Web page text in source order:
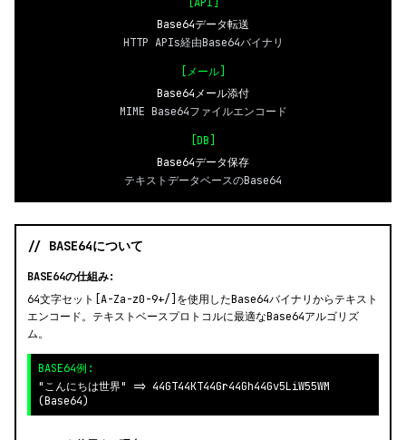
Base64データ転送
HTTP APIs経由Base64バイナリ
[メール]
Base64メール添付
MIME Base64ファイルエンコード
[DB]
Base64データ保存
テキストデータベースのBase64
// BASE64について
BASE64の仕組み:
64文字セット[A-Za-z0-9+/]を使用したBase64バイナリからテキスト
エンコード。テキストベースプロトコルに最適なBase64アルゴリズ
ム。
BASE64例:
"こんにちは世界" => 44GT44KT44Gr44Gh44Gv5LiW55WM
(Base64)